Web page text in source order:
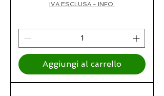
IVA ESCLUSA - INFO.
Aggiungi al carrello